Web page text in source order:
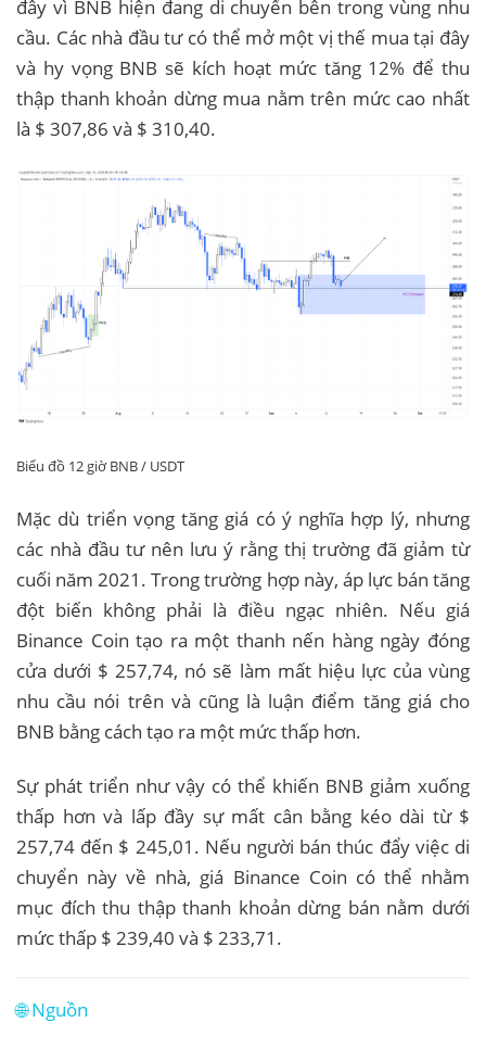
đây vì BNB hiện đang di chuyển bên trong vùng nhu
cầu. Các nhà đầu tư có thể mở một vị thế mua tại đây
và hy vọng BNB sẽ kích hoạt mức tăng 12% để thu
thập thanh khoản dừng mua nằm trên mức cao nhất
là $ 307,86 và $ 310,40.
Biểu đồ 12 giờ BNB / USDT
Mặc dù triển vọng tăng giá có ý nghĩa hợp lý, nhưng
các nhà đầu tư nên lưu ý rằng thị trường đã giảm từ
cuối năm 2021. Trong trường hợp này, áp lực bán tăng
đột biến không phải là điều ngạc nhiên. Nếu giá
Binance Coin tạo ra một thanh nến hàng ngày đóng
cửa dưới $ 257,74, nó sẽ làm mất hiệu lực của vùng
nhu cầu nói trên và cũng là luận điểm tăng giá cho
BNB bằng cách tạo ra một mức thấp hơn.
Sự phát triển như vậy có thể khiến BNB giảm xuống
thấp hơn và lấp đầy sự mất cân bằng kéo dài từ $
257,74 đến $ 245,01. Nếu người bán thúc đẩy việc di
chuyển này về nhà, giá Binance Coin có thể nhằm
mục đích thu thập thanh khoản dừng bán nằm dưới
mức thấp $ 239,40 và $ 233,71.
🌐 Nguồn